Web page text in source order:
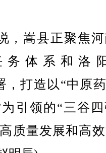
嵩县正聚焦河
务体系和洛
，打造以“中原
引领的“三谷
质量发展和高